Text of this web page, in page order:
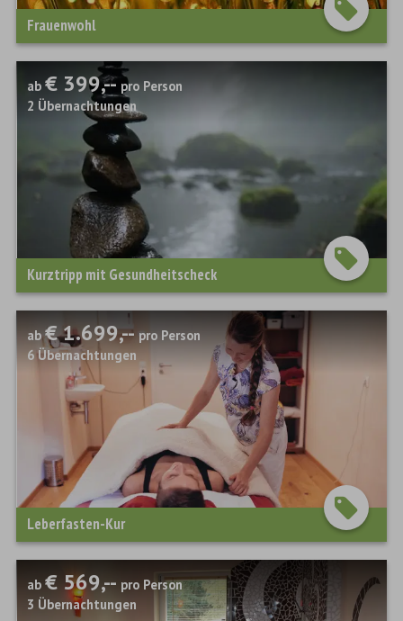
Frauenwohl
Kurztripp mit Gesundheitscheck
ab€ 399,-- pro Person
2 Übernachtungen
Leberfasten-Kur
ab€ 1.699,-- pro Person
6 Übernachtungen
ab€ 569,-- pro Person
3 Übernachtungen